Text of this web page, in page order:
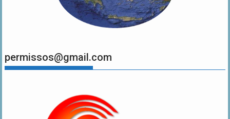
permissos@gmail.com